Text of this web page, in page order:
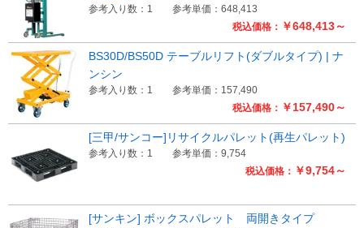
税込価格： ￥648,413～
参考入り数：1 参考単価：648,413
税込価格： ￥157,490～
BS30D/BS50D テーブルリフト(ダブルタイプ) | ナ
ンシン
参考入り数：1 参考単価：157,490
税込価格： ￥9,754～
[三甲/サンコー]リサイクルパレット(再生パレット)
参考入り数：1 参考単価：9,754
[サンキン] ボックスパレット 両開きタイプ